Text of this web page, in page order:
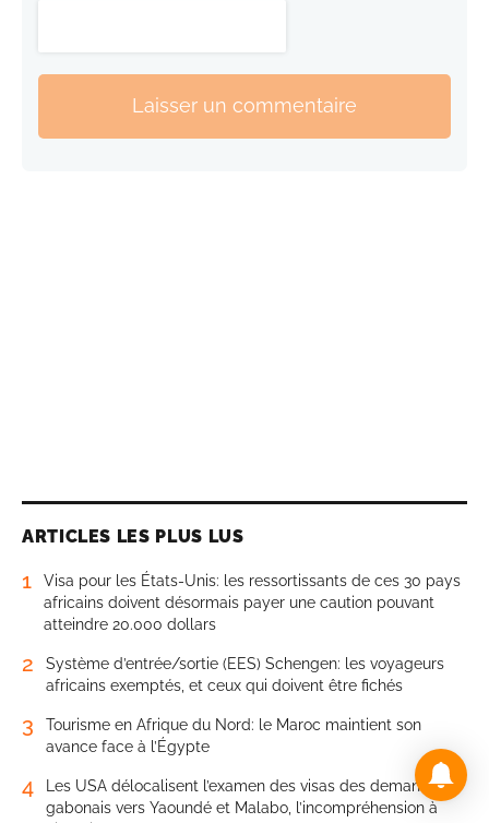
Laisser un commentaire
ARTICLES LES PLUS LUS
1
Visa pour les États-Unis: les ressortissants de ces 30 pays
africains doivent désormais payer une caution pouvant
atteindre 20.000 dollars
2
Système d’entrée/sortie (EES) Schengen: les voyageurs
africains exemptés, et ceux qui doivent être fichés
3
Tourisme en Afrique du Nord: le Maroc maintient son
avance face à l’Égypte
4
Les USA délocalisent l’examen des visas des demandeurs
gabonais vers Yaoundé et Malabo, l’incompréhension à